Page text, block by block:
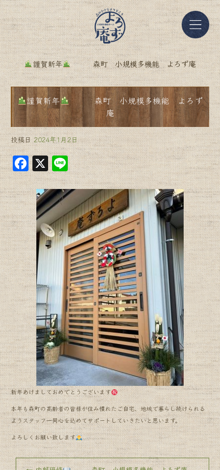
謹賀新年 森町 小規模多機能 よろず庵
謹賀新年
森町 小規模多機能 よろず
庵
投稿日 2024年1月2日
F
a
c
e
b
o
o
k
X Li
n
e
新年あけましておめでとうございます
本年も森町の高齢者の皆様が住み慣れたご自宅、地域で暮らし続けられる
ようスタッフ一同心を込めてサポートしていきたいと思います。
よろしくお願い致します